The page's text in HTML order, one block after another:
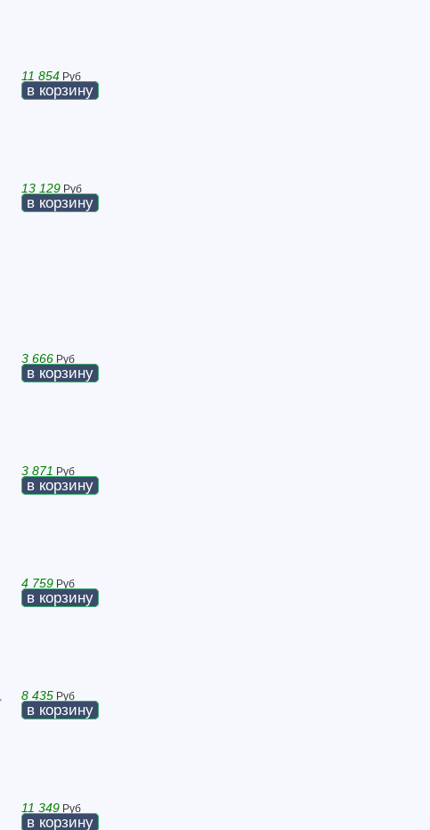
11 854 Руб
в корзину
13 129 Руб
в корзину
3 666 Руб
в корзину
3 871 Руб
в корзину
4 759 Руб
в корзину
8 435 Руб
в корзину
11 349 Руб
в корзину